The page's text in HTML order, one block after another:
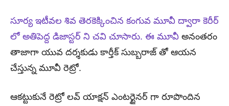
సూర్య ఇటీవల శివ తెరకెక్కించిన కంగువ మూవీ ద్వారా కెరీర్
లో అతిపెద్ద డిజాస్టర్ ని చవి చూసారు. ఈ మూవీ అనంతరం
తాజాగా యువ దర్శకుడు కార్తీక్ సుబ్బరాజ్ తో ఆయన
చేస్తున్న మూవీ రెట్రో.
ఆకట్టుకునే రెట్రో లవ్ యాక్షన్ ఎంటర్టైనర్ గా రూపొందిన